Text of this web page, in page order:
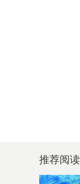
推荐阅读